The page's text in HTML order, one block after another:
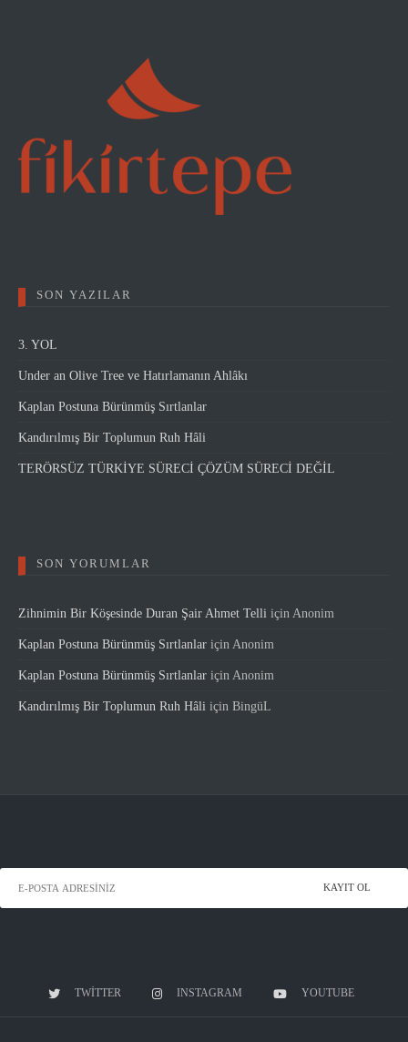
SON YAZILAR
3. YOL
Under an Olive Tree ve Hatırlamanın Ahlâkı
Kaplan Postuna Bürünmüş Sırtlanlar
Kandırılmış Bir Toplumun Ruh Hâli
TERÖRSÜZ TÜRKİYE SÜRECİ ÇÖZÜM SÜRECİ DEĞİL
SON YORUMLAR
Zihnimin Bir Köşesinde Duran Şair Ahmet Telli için Anonim
Kaplan Postuna Bürünmüş Sırtlanlar için Anonim
Kaplan Postuna Bürünmüş Sırtlanlar için Anonim
Kandırılmış Bir Toplumun Ruh Hâli için BingüL
TWITTER INSTAGRAM YOUTUBE